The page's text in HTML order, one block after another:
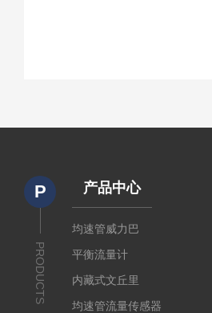
P
PRODUCTS
产品中心
均速管威力巴
平衡流量计
内藏式文丘里
均速管流量传感器